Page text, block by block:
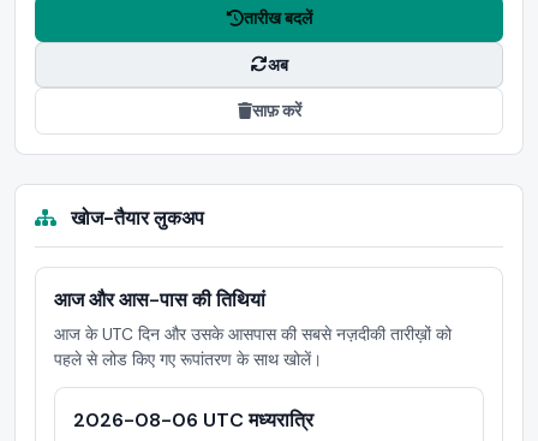
तारीख बदलें
अब
साफ़ करें
खोज-तैयार लुकअप
आज और आस-पास की तिथियां
आज के UTC दिन और उसके आसपास की सबसे नज़दीकी तारीख़ों को
पहले से लोड किए गए रूपांतरण के साथ खोलें।
2026-08-06 UTC मध्यरात्रि